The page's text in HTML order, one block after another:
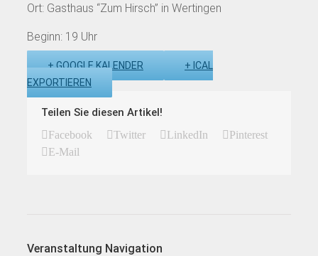
Ort: Gasthaus “Zum Hirsch” in Wertingen
Beginn: 19 Uhr
+ GOOGLE KALENDER
+ ICAL
EXPORTIEREN
Teilen Sie diesen Artikel!
Facebook Twitter LinkedIn
Pinterest
E-Mail
Veranstaltung Navigation